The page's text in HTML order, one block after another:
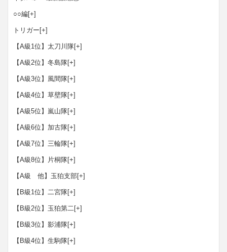
○○編[+]
トリガー [+]
【A級1位】太刀川隊[+]
【A級2位】冬島隊[+]
【A級3位】風間隊[+]
【A級4位】草壁隊[+]
【A級5位】嵐山隊[+]
【A級6位】加古隊[+]
【A級7位】三輪隊[+]
【A級8位】片桐隊[+]
【A級 他】玉狛支部[+]
【B級1位】二宮隊[+]
【B級2位】玉狛第二[+]
【B級3位】影浦隊[+]
【B級4位】生駒隊[+]